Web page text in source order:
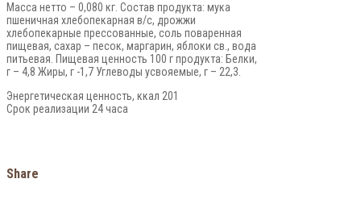
Масса нетто – 0,080 кг. Состав продукта: мука
пшеничная хлебопекарная в/с, дрожжи
хлебопекарные прессованные, соль поваренная
пищевая, сахар – песок, маргарин, яблоки св., вода
питьевая. Пищевая ценность 100 г продукта: Белки,
г – 4,8 Жиры, г -1,7 Углеводы усвояемые, г – 22,3.
Энергетическая ценность, ккал 201
Срок реализации 24 часа
Share